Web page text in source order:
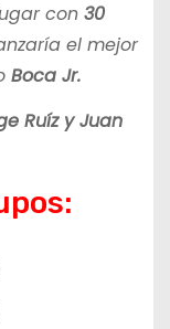
con 30
el mejor
Boca Jr.
Ruíz y Juan